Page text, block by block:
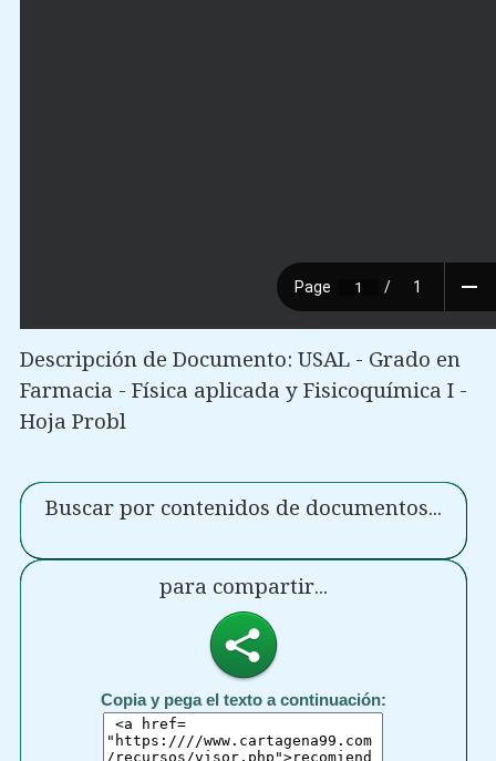
Descripción de Documento: USAL - Grado en
Farmacia - Física aplicada y Fisicoquímica I -
Hoja Probl
Buscar por contenidos de documentos...
para compartir...
Copia y pega el texto a continuación: